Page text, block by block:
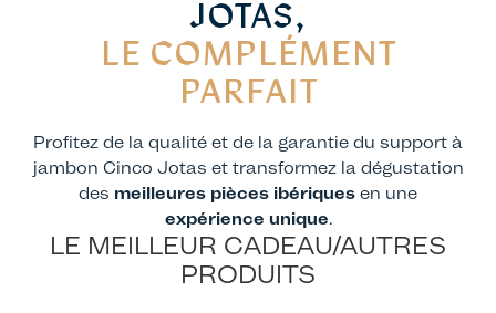
JOTAS,
LE COMPLÉMENT
PARFAIT
Profitez de la qualité et de la garantie du support à
jambon Cinco Jotas et transformez la dégustation
des meilleures pièces ibériques en une
expérience unique.
LE MEILLEUR CADEAU/AUTRES
PRODUITS